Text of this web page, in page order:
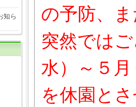
知ら
の予防、
突然では
水）～５
を休園と